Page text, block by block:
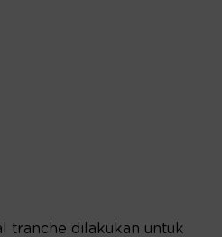
tranche dilakukan untuk